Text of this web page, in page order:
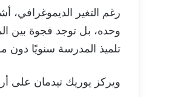
رغم التغير الديموغرافي،
تلميذ المدرسة سنويًا دون مؤهل، و20% من القوى العاملة لا تمتلك مؤهلات
ويركز يوريك تيدمان على